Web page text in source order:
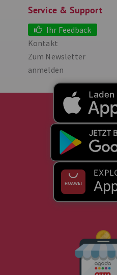
Service & Support
Ihr Feedback
Kontakt
Zum Newsletter
anmelden